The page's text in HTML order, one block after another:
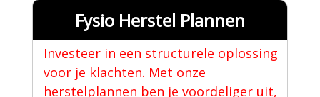
Fysio Herstel Plannen
Investeer in een structurele oplossing
voor je klachten. Met onze
herstelplannen ben je voordeliger uit,